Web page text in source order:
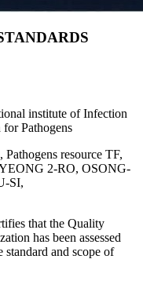
institute of Infection
Pathogens
resource TF,
2-RO, OSONG-
SI,
that the Quality
has been assessed
standard and scope of